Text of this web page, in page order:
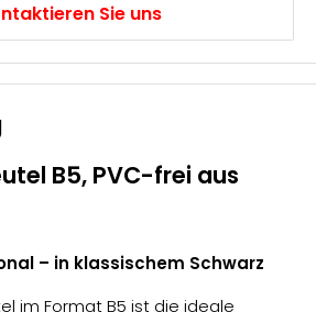
Sie uns
B5, PVC-frei aus
– in klassischem Schwarz
im Format B5 ist die ideale